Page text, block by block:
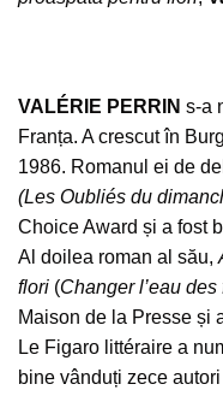
VALÉRIE PERRIN s-a
Franța. A crescut în
1986. Romanul ei de
(Les Oubliés du
Choice Award și a fost
Al doilea roman al său,
flori (Changer l’eau des
Maison de la Presse și
Le Figaro littéraire a
bine vânduți zece